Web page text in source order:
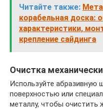
Читайте также:
корабельная доска:
характеристики,
крепление сайдинга
Очистка
Используйте абразивную
поверхностью или
металлу, чтобы очистить